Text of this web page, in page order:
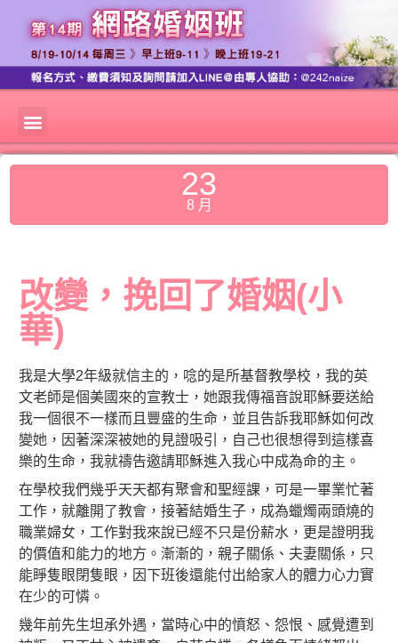
23
8 月
改變，挽回了婚姻(小
華)
我是大學2年級就信主的，唸的是所基督教學校，我的英
文老師是個美國來的宣教士，她跟我傳福音說耶穌要送給
我一個很不一樣而且豐盛的生命，並且告訴我耶穌如何改
變她，因著深深被她的見證吸引，自己也很想得到這樣喜
樂的生命，我就禱告邀請耶穌進入我心中成為命的主。
在學校我們幾乎天天都有聚會和聖經課，可是一畢業忙著
工作，就離開了教會，接著結婚生子，成為蠟燭兩頭燒的
職業婦女，工作對我來說已經不只是份薪水，更是證明我
的價值和能力的地方。漸漸的，親子關係、夫妻關係，只
能睜隻眼閉隻眼，因下班後還能付出給家人的體力心力實
在少的可憐。
幾年前先生坦承外遇，當時心中的憤怒、怨恨、感覺遭到